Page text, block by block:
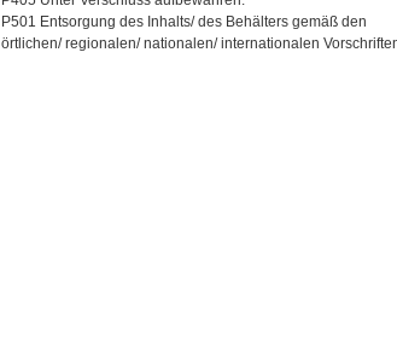
P501 Entsorgung des Inhalts/ des Behälters gemäß den
örtlichen/ regionalen/ nationalen/ internationalen